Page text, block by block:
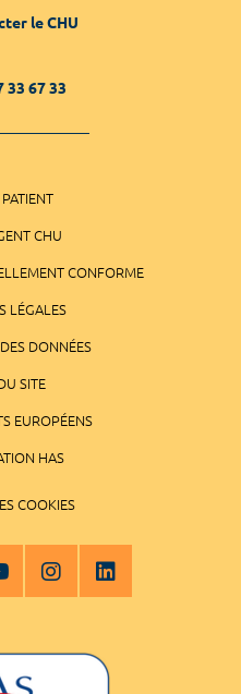
le CHU
33 67 33
CHU
CONFORME
LÉGALES
DONNÉES
SITE
EUROPÉENS
HAS
COOKIES